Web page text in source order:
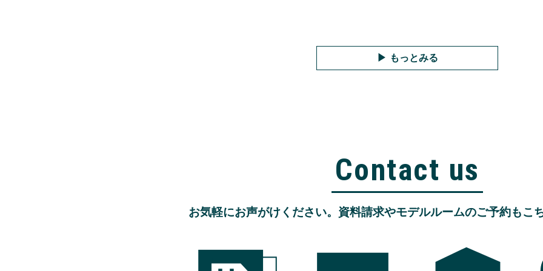
もっとみる
Contact us
お気軽にお声がけください。資料請求やモデルルームのご予約もこ